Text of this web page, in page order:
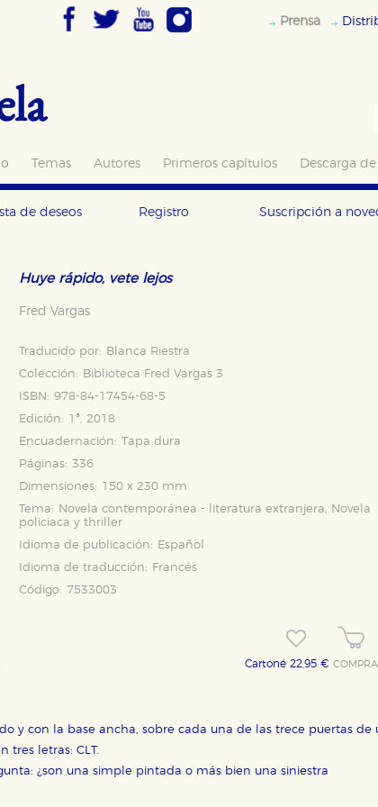
Prensa
Temas Autores Primeros capítulos Descarga
de deseos Registro Suscripción a
Huye rápido, vete lejos
Fred Vargas
Traducido por:
Blanca Riestra
Colección:
Biblioteca Fred Vargas 3
ISBN: 978-84-17454-68-5
Edición: 1ª, 2018
Encuadernación: Tapa dura
Páginas: 336
Dimensiones: 150 x 230 mm
Tema:
Novela contemporánea - literatura extranjera, Novela
policiaca y thriller
Idioma de publicación:
Español
Idioma de traducción:
Francés
Código: 7533003
Cartoné 22,95 €
y con la base ancha, sobre cada una de las trece puertas de
tres letras: CLT.
¿son una simple pintada o más bien una siniestra